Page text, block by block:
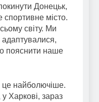
Донецьк,
місто.
світу. Ми
пояснити наше
це найболючіше.
Харкові, зараз